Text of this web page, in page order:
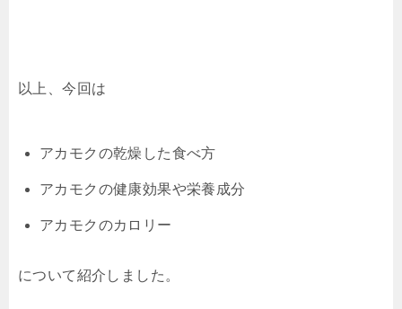
以上、今回は
アカモクの乾燥した食べ方
アカモクの健康効果や栄養成分
アカモクのカロリー
について紹介しました。